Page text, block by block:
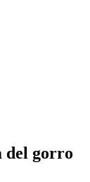
del gorro